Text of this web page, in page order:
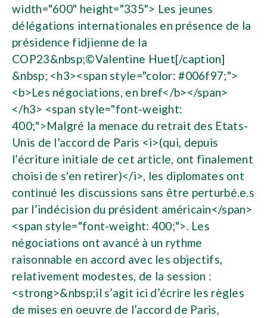
width="600" height="335"> Les jeunes
délégations internationales en présence de la
présidence fidjienne de la
COP23&nbsp;©Valentine Huet[/caption]
&nbsp; <h3><span style="color: #006f97;">
<b>Les négociations, en bref</b></span>
</h3> <span style="font-weight:
400;">Malgré la menace du retrait des Etats-
Unis de l’accord de Paris <i>(qui, depuis
l’écriture initiale de cet article, ont finalement
choisi de s'en retirer)</i>, les diplomates ont
continué les discussions sans être perturbé.e.s
par l’indécision du président américain</span>
<span style="font-weight: 400;">. Les
négociations ont avancé à un rythme
raisonnable en accord avec les objectifs,
relativement modestes, de la session :
<strong>&nbsp;il s’agit ici d’écrire les règles
de mises en oeuvre de l’accord de Paris,